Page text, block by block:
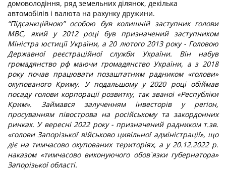
домоволодіння, ряд земельних ділянок, декілька
автомобілів і валюта на рахунку дружини.
“Підсанкційною” особою був колишній заступник голови
МВС, який у 2012 році був призначений заступником
Міністра юстиції України, а 20 лютого 2013 року - Головою
Державної реєстраційної служби України. Він набув
громадянство рф маючи громадянство України, а з 2018
року почав працювати позаштатним радником «голови»
окупованого Криму. У подальшому у 2020 році обіймав
посаду голови корпорації розвитку, так званої «Республіки
Крим». Займався залученням інвесторів у регіон,
просуванням півострова на російському та закордонних
ринках. У вересні 2022 року - призначений радником т.зв.
«голови Запорізької військово цивільної адміністрації», що
діє на тимчасово окупованих територіях, а у 20.12.2022 р.
наказом «тимчасово виконуючого обов`язки губернатора»
Запорізької області.